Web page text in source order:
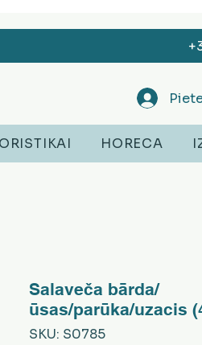
HORECA
Salaveča bārda/
ūsas/parūka/uzacis
SKU: S0785